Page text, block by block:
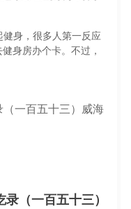
身，很多人第一反应
身房办个卡。不过，
（一百五十三）